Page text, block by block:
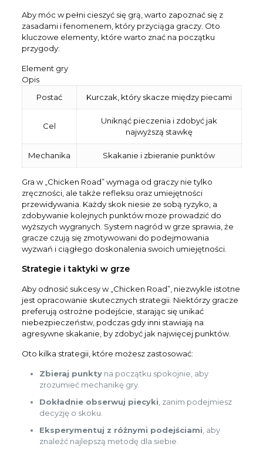
Aby móc w pełni cieszyć się grą, warto zapoznać się z
zasadami i fenomenem, który przyciąga graczy. Oto
kluczowe elementy, które warto znać na początku
przygody:
Element gry
Opis
Postać
Kurczak, który skacze między piecami
Cel
Uniknąć pieczenia i zdobyć jak
najwyższą stawkę
Mechanika Skakanie i zbieranie punktów
Gra w „Chicken Road” wymaga od graczy nie tylko
zręczności, ale także refleksu oraz umiejętności
przewidywania. Każdy skok niesie ze sobą ryzyko, a
zdobywanie kolejnych punktów moze prowadzić do
wyższych wygranych. System nagród w grze sprawia, że
gracze czują się zmotywowani do podejmowania
wyzwań i ciągłego doskonalenia swoich umiejętności.
Strategie i taktyki w grze
Aby odnosić sukcesy w „Chicken Road”, niezwykle istotne
jest opracowanie skutecznych strategii. Niektórzy gracze
preferują ostrożne podejście, starając się unikać
niebezpieczeństw, podczas gdy inni stawiają na
agresywne skakanie, by zdobyć jak najwięcej punktów.
Oto kilka strategii, które możesz zastosować:
Zbieraj punktyna początku spokojnie, aby
zrozumieć mechanikę gry.
Dokładnie obserwuj piecyki , zanim podejmiesz
decyzję o skoku.
Eksperymentuj z różnymi podejściami , aby
znaleźć najlepszą metodę dla siebie.